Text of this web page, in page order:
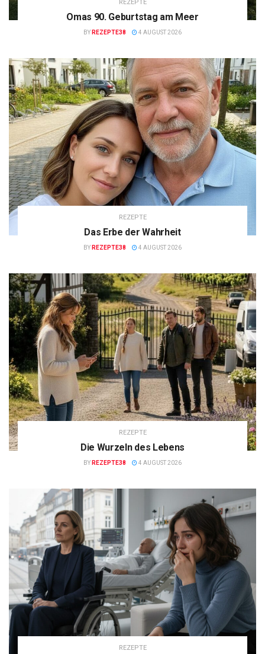
REZEPTE
Omas 90. Geburtstag am Meer
BY REZEPTE38 4 AUGUST 2026
REZEPTE
Das Erbe der Wahrheit
BY REZEPTE38 4 AUGUST 2026
REZEPTE
Die Wurzeln des Lebens
BY REZEPTE38 4 AUGUST 2026
REZEPTE